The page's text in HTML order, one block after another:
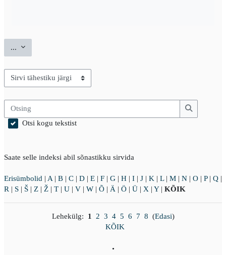
... Ekspordi sissekanded
Saate selle indeksi abil sõnastikku sirvida
Otsing
Otsing
Otsi kogu tekstist
Saate selle indeksi abil sõnastikku sirvida
Erisümbolid | A | B | C | D | E | F | G | H | I | J | K | L| M | N | O | P| Q |
R | S | Š | Z | Ž | T | U | V | W | Õ | Ä | Ö | Ü | X | Y| KÕIK
Lehekülg: 1 2 3 4 5 6 7 8 (Edasi)
KÕIK
.